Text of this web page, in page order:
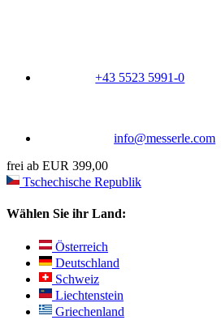
+43 5523 5991-0
info@messerle.com
frei ab EUR 399,00
Tschechische Republik
Wählen Sie ihr Land:
Österreich
Deutschland
Schweiz
Liechtenstein
Griechenland